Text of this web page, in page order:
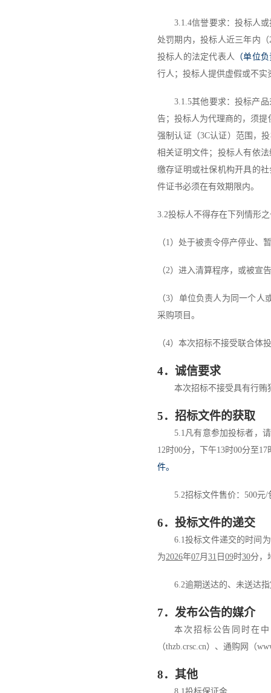
3.1.4信誉要求：投标人
处罚期内，投标人近三年内（
投标人 的法定代表人 （单位
行人； 投标人提供虚假或不实
3.1.5其他要求：投标产
告；投标人为代理商的，须提
强制认证（3C认证）范围，
相关证明文件； 投标人有依
缴存证明或社保机构开具的
件证书必须在有效期限内。
3.2投标人不得存在下列情形
（1）处于被责令停产停业、
（2）进入清算程序，或被宣
（3）单位负责人为同一个人
采购项目。
（4） 本次招标不接受联合体
4．诚信要求
本次招标不接受具有行贿
5． 招标文件的获取
5.1凡有意参加投标者，
12时00分，下午13时00分至17
件。
5.2招标文件售价： 500元/
6． 投标文件的递交
6.1投标文件递交的时间为
为2026年07月 31 日 09时30分，
6.2逾期送达的、未送达
7． 发布公告的媒介
本次招标公告同时在
（thzb.crsc.cn） 、通购网 （
8．其他